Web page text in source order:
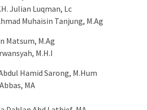
Julian Luqman, Lc
Muhaisin Tanjung, M.Ag
Matsum, M.Ag
M.H.I
Hamid Sarong, M.Hum
MA